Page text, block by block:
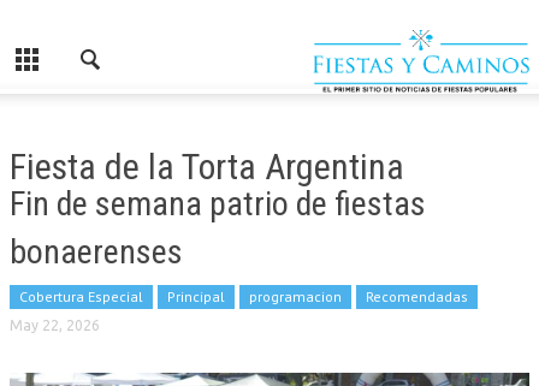
Fiesta de la Torta Argentina
Fin de semana patrio de fiestas
bonaerenses
Cobertura Especial Principal programacion Recomendadas
May 22, 2026